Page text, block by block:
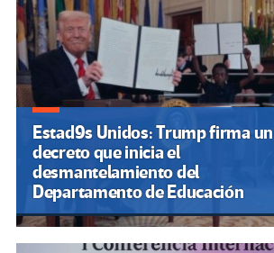
Estad9s Unidos: Trump firma un
decreto que inicia el
desmantelamiento del
Departamento de Educación